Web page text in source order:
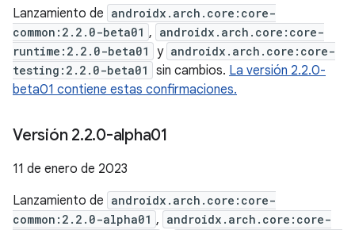
Lanzamiento de androidx.arch.core:core-
common:2.2.0-beta01 , androidx.arch.core:core-
runtime:2.2.0-beta01
y androidx.arch.core:core-
testing:2.2.0-beta01
sin cambios. La versión 2.2.0-
beta01 contiene estas confirmaciones.
Versión 2.2.0-alpha01
11 de enero de 2023
Lanzamiento de androidx.arch.core:core-
common:2.2.0-alpha01 , androidx.arch.core:core-